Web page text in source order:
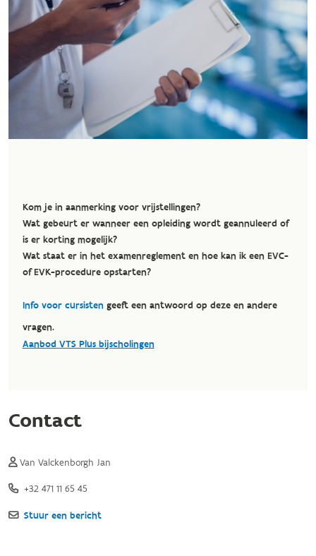
Kom je in aanmerking voor vrijstellingen?
Wat gebeurt er wanneer een opleiding wordt geannuleerd of
is er korting mogelijk?
Wat staat er in het examenreglement en hoe kan ik een EVC-
of EVK-procedure opstarten?
Info voor cursistengeeft een antwoord op deze en andere
vragen.
Aanbod VTS Plus bijscholingen
Contact
Van Valckenborgh Jan
+32 471 11 65 45
Stuur een bericht